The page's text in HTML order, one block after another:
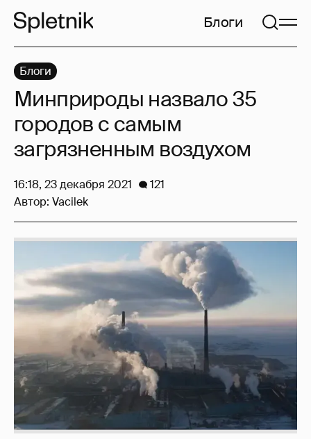
Блоги
Блоги
Минприроды назвало 35
городов с самым
загрязненным воздухом
16:18, 23 декабря 2021
121
Автор: Vacilek